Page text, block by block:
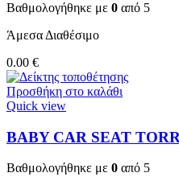
Βαθμολογήθηκε με 0 από 5
Άμεσα Διαθέσιμο
0.00 €
Προσθήκη στο καλάθι
Quick view
BABY CAR SEAT
Βαθμολογήθηκε με 0 από 5